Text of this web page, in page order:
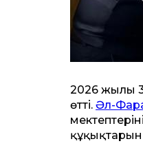
2026 жылғы
өтті. Әл-
құқықтарын